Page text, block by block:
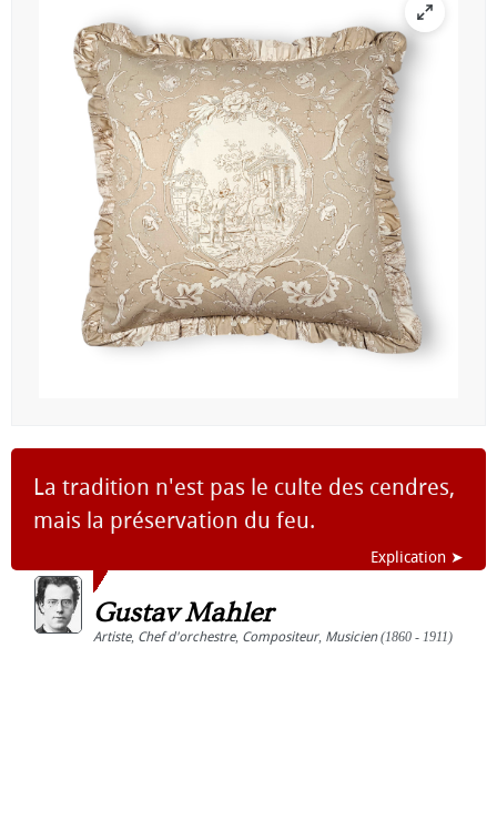
La tradition n'est pas le culte des cendres,
mais la préservation du feu.
Explication ➤
Gustav Mahler
Artiste, Chef d'orchestre, Compositeur, Musicien(1860 - 1911)